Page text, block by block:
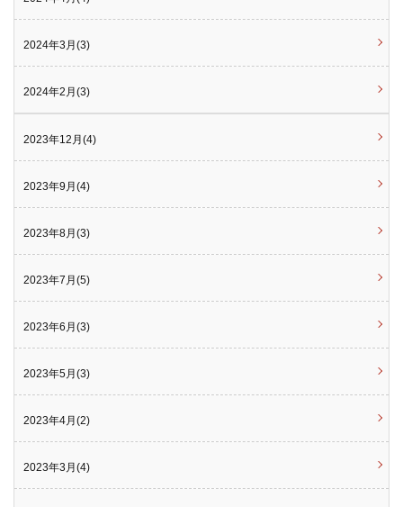
2024年3月(3)
2024年2月(3)
2023年12月(4)
2023年9月(4)
2023年8月(3)
2023年7月(5)
2023年6月(3)
2023年5月(3)
2023年4月(2)
2023年3月(4)